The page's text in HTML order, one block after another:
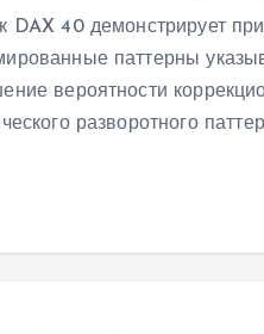
DAX 40 демонстрирует
паттерны
вероятности
разворотного